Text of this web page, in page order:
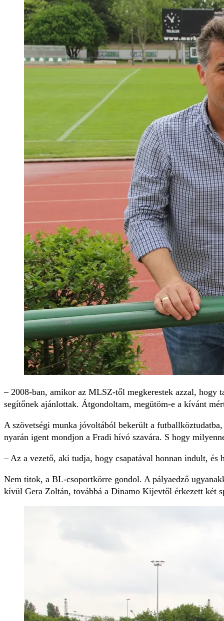
– 2008-ban, amikor az MLSZ-től megkerestek azzal, hogy
segítőnek ajánlottak. Át­gondoltam, megütöm-e a kívánt
A szövetségi munka jó­voltából bekerült a
nyarán igent mondjon a Fradi hívó szavára. S hogy
– Az a vezető, aki tudja, hogy csapatával honnan indult,
Nem titok, a BL-csoportkörre gondol. A pályaedző
kívül Gera Zoltán, to­vábbá a Dinamo Kijevtől érkezett két